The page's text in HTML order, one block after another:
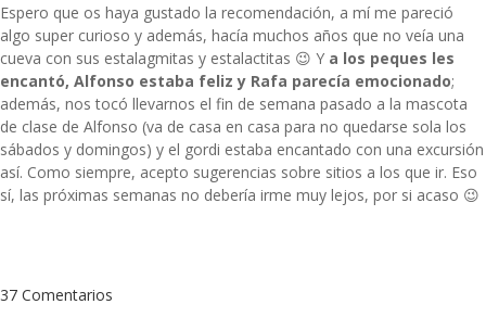
Espero que os haya gustado la recomendación, a mí me pareció
algo super curioso y además, hacía muchos años que no veía una
cueva con sus estalagmitas y estalactitas 😉 Y a los peques les
encantó, Alfonso estaba feliz y Rafa parecía emocionado;
además, nos tocó llevarnos el fin de semana pasado a la mascota
de clase de Alfonso (va de casa en casa para no quedarse sola los
sábados y domingos) y el gordi estaba encantado con una excursión
así. Como siempre, acepto sugerencias sobre sitios a los que ir. Eso
sí, las próximas semanas no debería irme muy lejos, por si acaso 😉
37 Comentarios